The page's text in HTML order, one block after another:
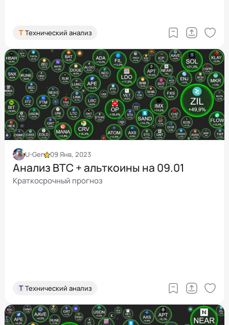
Т Технический анализ
U-Gen 09 Янв, 2023
Анализ BTC + альткоины на 09.01
Краткосрочный прогноз
Т Технический анализ